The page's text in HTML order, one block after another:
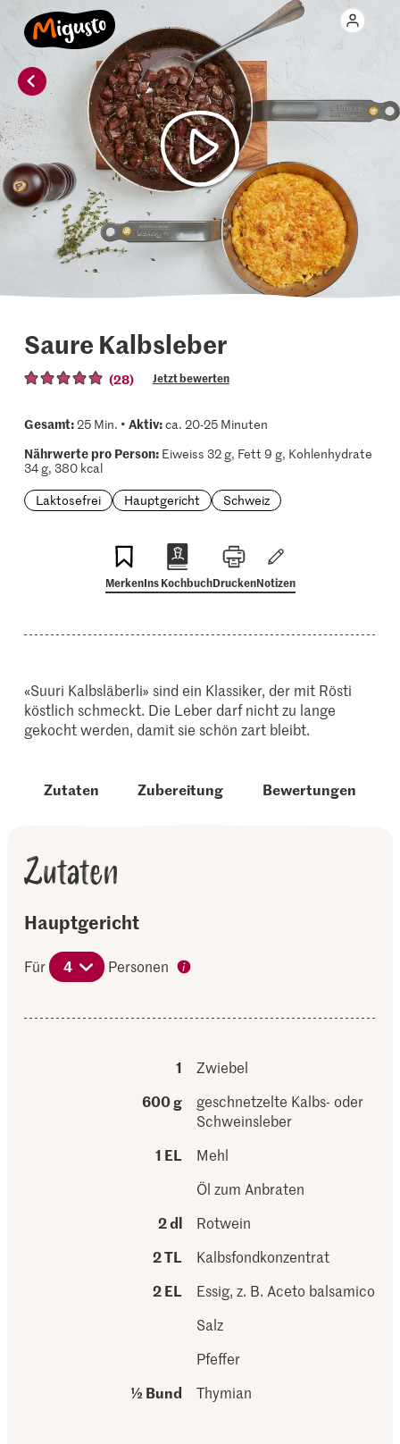
Saure Kalbsleber
(28) Jetzt bewerten
Gesamt:25 Min. • Aktiv:ca. 20-25 Minuten
Nährwerte pro Person:Eiweiss 32 g, Fett 9 g, Kohlenhydrate
34 g, 380 kcal
Laktosefrei
Hauptgericht Schweiz
MerkenIns KochbuchDruckenNotizen
«Suuri Kalbsläberli» sind ein Klassiker, der mit Rösti
köstlich schmeckt. Die Leber darf nicht zu lange
gekocht werden, damit sie schön zart bleibt.
Zutaten Zubereitung Bewertungen
Zutaten
Hauptgericht
Für 4 Personen
1
Zwiebel
600 g
geschnetzelte Kalbs- oder
Schweinsleber
1 EL
Mehl
Öl zum Anbraten
2 dl
Rotwein
2 TL
Kalbsfondkonzentrat
2 EL
Essig, z. B. Aceto balsamico
Salz
Pfeffer
½ Bund
Thymian